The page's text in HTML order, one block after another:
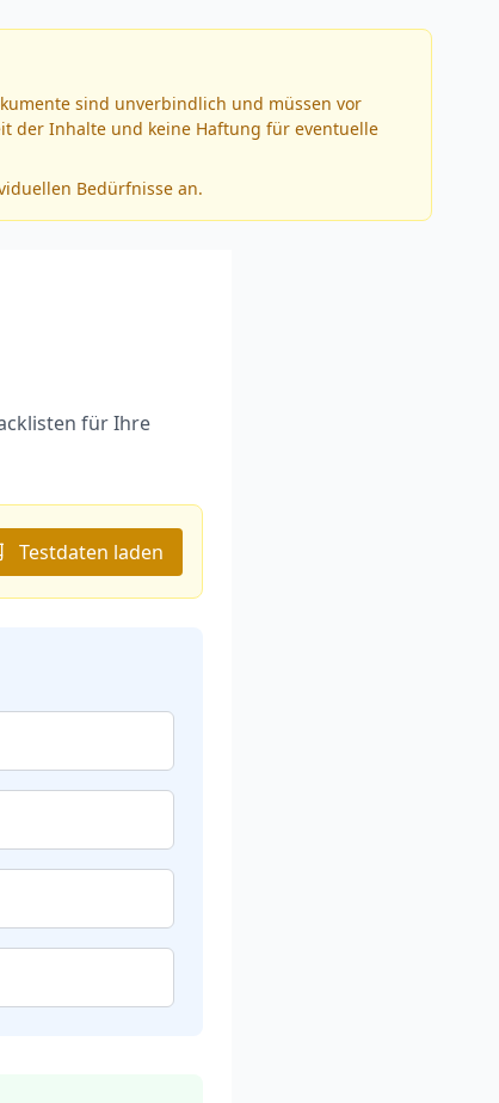
sind unverbindlich und müssen vor
der Inhalte und keine Haftung für eventuelle
Bedürfnisse an.
für Ihre
Testdaten laden